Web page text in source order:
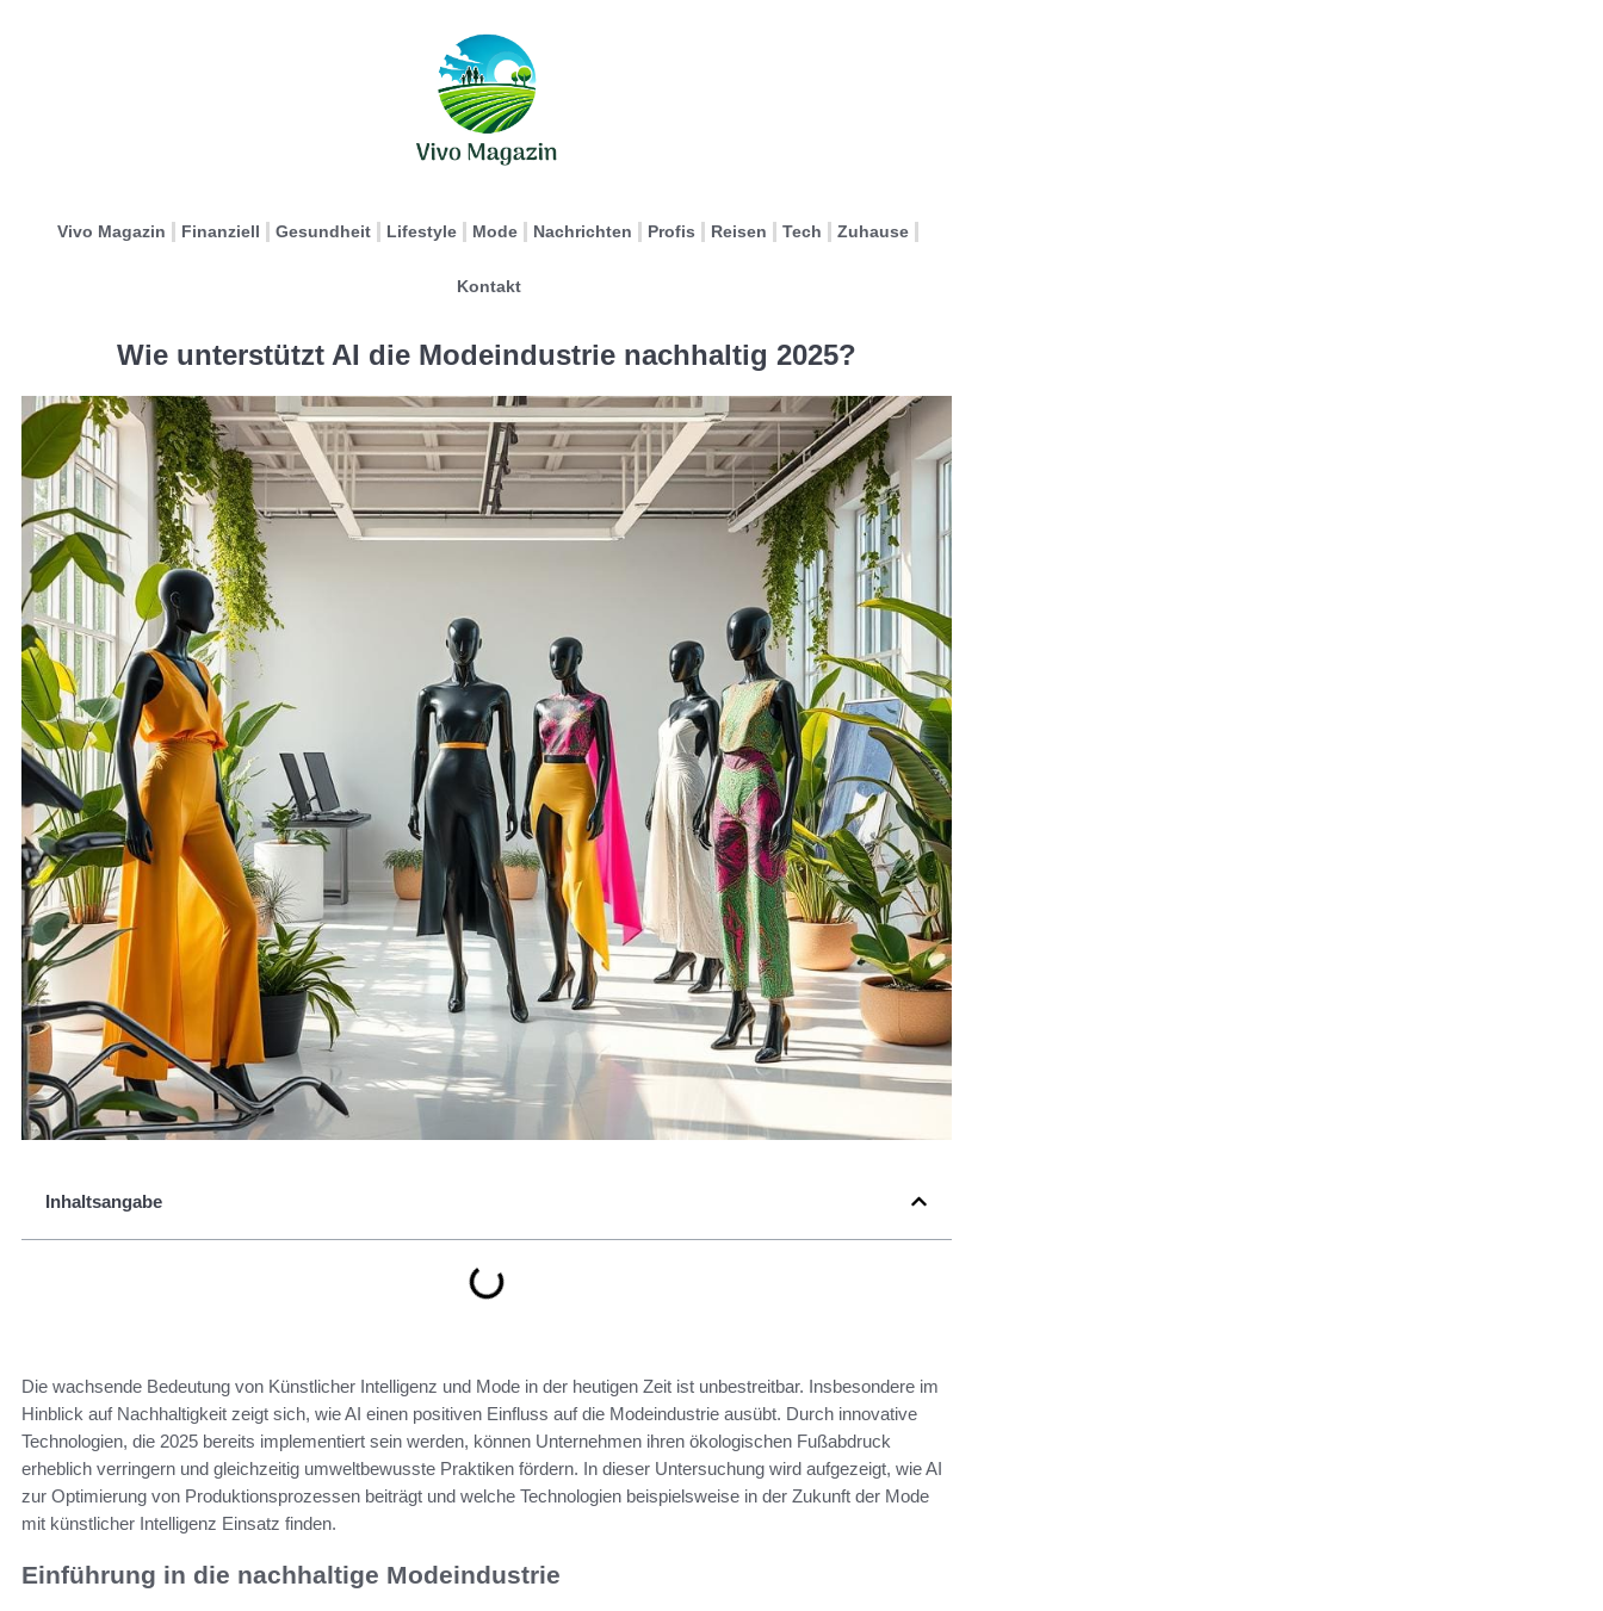
Vivo Magazin Finanziell Gesundheit Lifestyle Mode Nachrichten Profis Reisen Tech Zuhause
Kontakt
Wie unterstützt AI die Modeindustrie nachhaltig 2025?
Inhaltsangabe
Die wachsende Bedeutung von Künstlicher Intelligenz und Mode in der heutigen Zeit ist unbestreitbar. Insbesondere im
Hinblick auf Nachhaltigkeit zeigt sich, wie AI einen positiven Einfluss auf die Modeindustrie ausübt. Durch innovative
Technologien, die 2025 bereits implementiert sein werden, können Unternehmen ihren ökologischen Fußabdruck
erheblich verringern und gleichzeitig umweltbewusste Praktiken fördern. In dieser Untersuchung wird aufgezeigt, wie AI
zur Optimierung von Produktionsprozessen beiträgt und welche Technologien beispielsweise in der Zukunft der Mode
mit künstlicher Intelligenz Einsatz finden.
Einführung in die nachhaltige Modeindustrie